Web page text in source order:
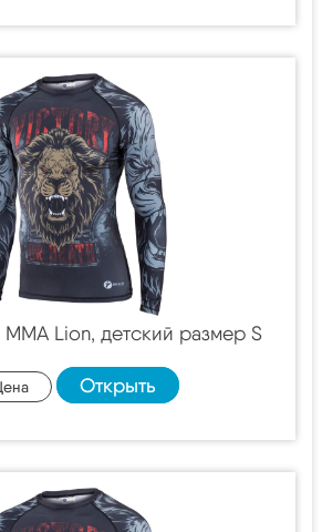
Lion, детский размер S
Открыть